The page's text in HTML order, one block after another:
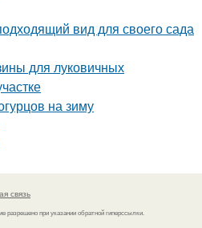
вид для своего сада
для луковичных
на зиму
связь
разрешено при указании обратной гиперссылки.